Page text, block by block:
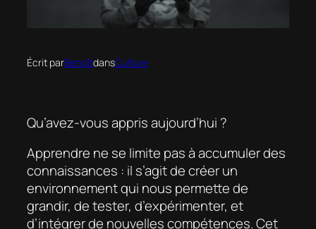
Écrit parBenoîtdansCulture
Qu’avez-vous appris aujourd’hui ?
Apprendre ne se limite pas à accumuler des
connaissances : il s’agit de créer un
environnement qui nous permette de
grandir, de tester, d’expérimenter, et
d’intégrer de nouvelles compétences. Cet